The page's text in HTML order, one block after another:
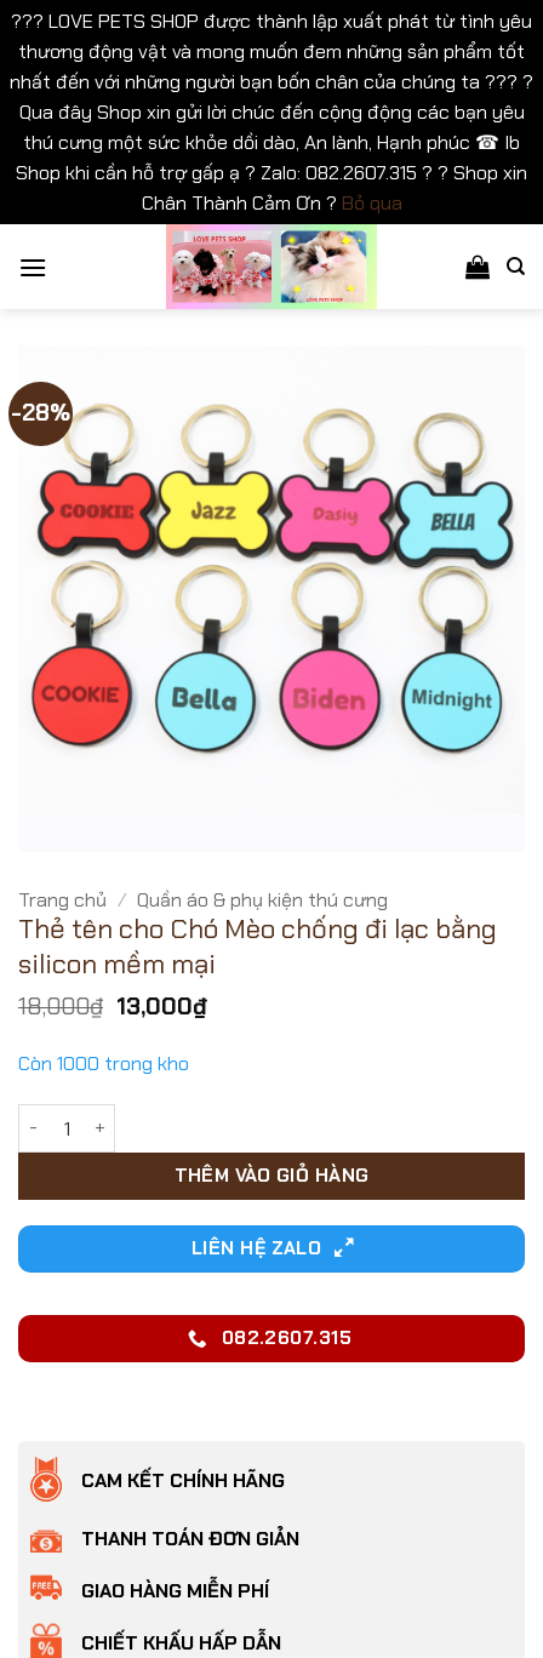
??? LOVE PETS SHOP được thành lập xuất phát từ tình yêu
thương động vật và mong muốn đem những sản phẩm tốt
nhất đến với những người bạn bốn chân của chúng ta ??? ?
Qua đây Shop xin gửi lời chúc đến cộng động các bạn yêu
thú cưng một sức khỏe dồi dào, An lành, Hạnh phúc ☎ Ib
Shop khi cần hỗ trợ gấp ạ ? Zalo: 082.2607.315 ? ? Shop xin
Chân Thành Cảm Ơn ? Bỏ qua
qua
-28%
Trang chủ / Quần áo & phụ kiện thú cưng
Thẻ tên cho Chó Mèo chống đi lạc bằng
silicon mềm mại
18,000₫ Giá
gốc
18,000₫.
13,000₫Giá
Còn 1000 trong kho
THÊM VÀO GIỎ HÀNG
LIÊN HỆ ZALO
082.2607.315
CAM KẾT CHÍNH HÃNG
THANH TOÁN ĐƠN GIẢN
GIAO HÀNG MIỄN PHÍ
CHIẾT KHẤU HẤP DẪN